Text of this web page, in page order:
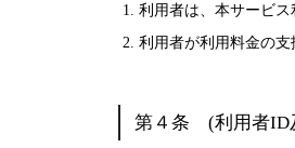
利用者は、本サービ
利用者が利用料金の支
第４条 (利用者ID